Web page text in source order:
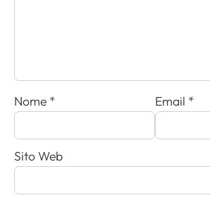
Nome * Email *
Sito Web